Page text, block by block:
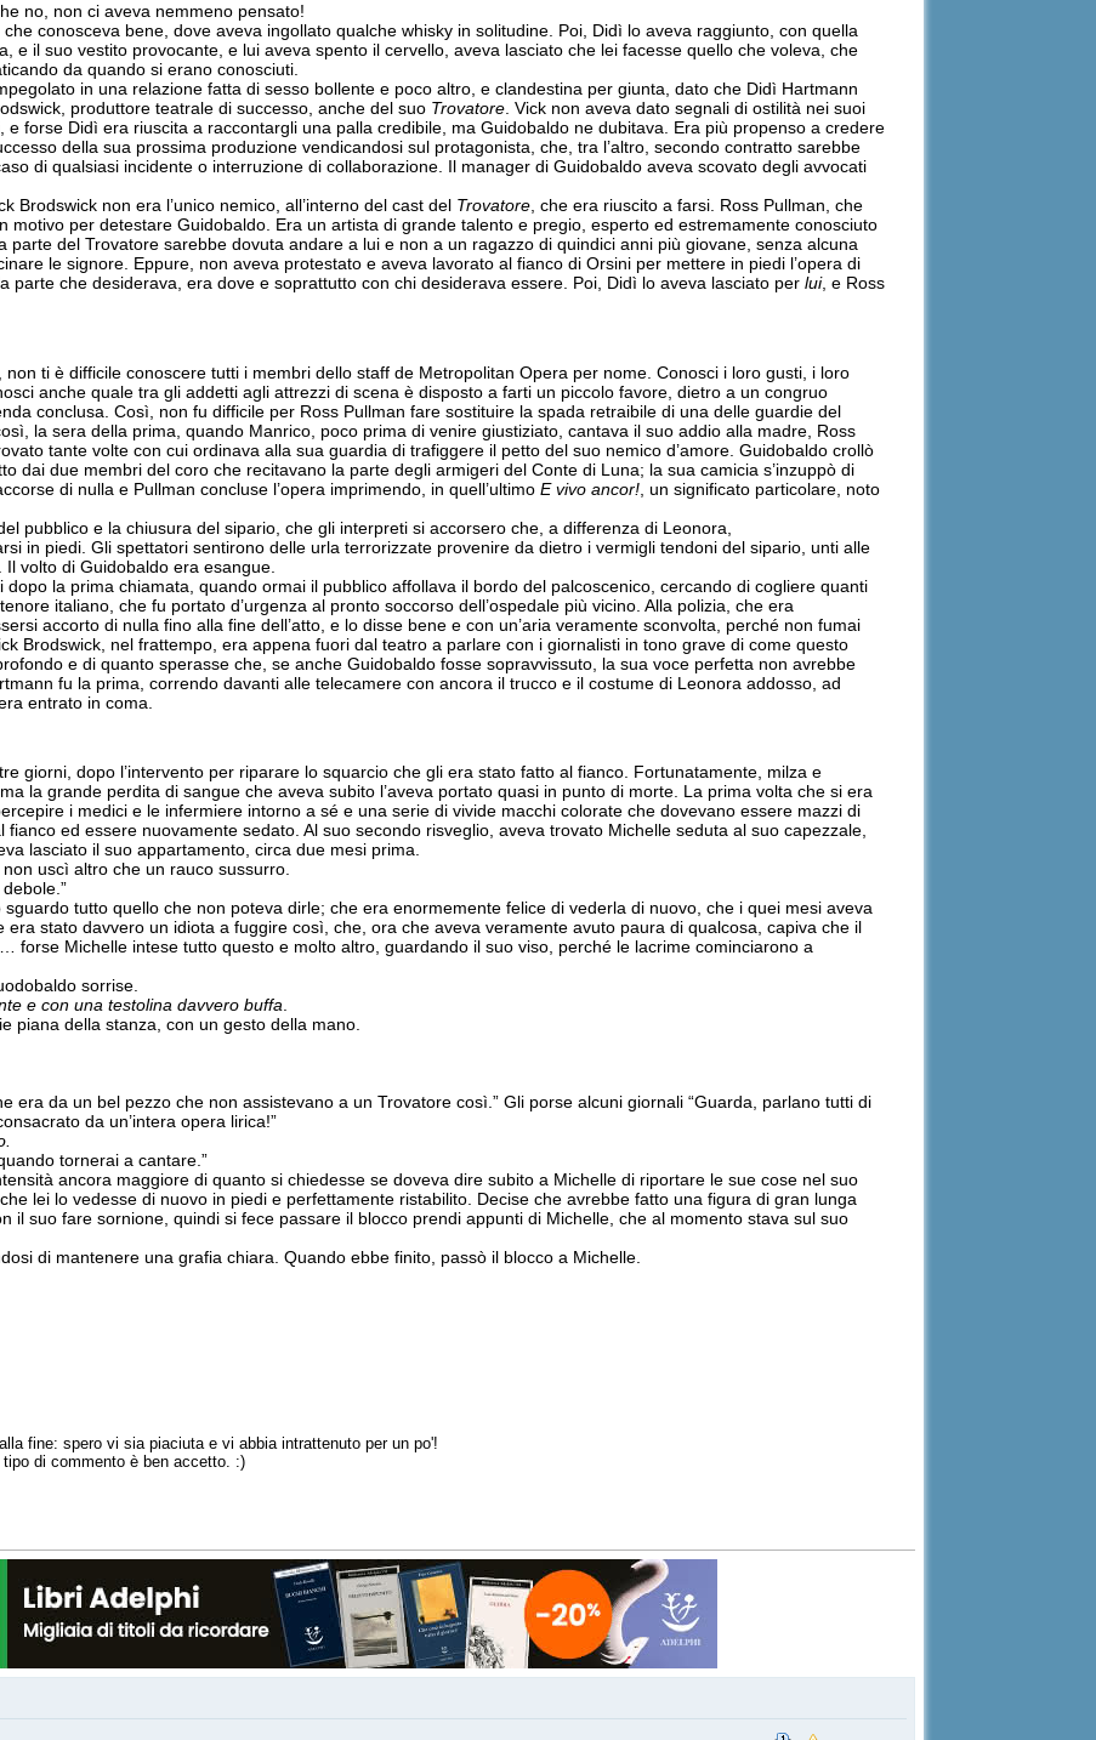
no, non ci aveva nemmeno pensato!
conosceva bene, dove aveva ingollato qualche whisky in solitudine. Poi, Didì lo aveva raggiunto, con quella
e il suo vestito provocante, e lui aveva spento il cervello, aveva lasciato che lei facesse quello che voleva, che
da quando si erano conosciuti.
in una relazione fatta di sesso bollente e poco altro, e clandestina per giunta, dato che Didì Hartmann
produttore teatrale di successo, anche del suo Trovatore. Vick non aveva dato segnali di ostilità nei suoi
e forse Didì era riuscita a raccontargli una palla credibile, ma Guidobaldo ne dubitava. Era più propenso a credere
della sua prossima produzione vendicandosi sul protagonista, che, tra l’altro, secondo contratto sarebbe
di qualsiasi incidente o interruzione di collaborazione. Il manager di Guidobaldo aveva scovato degli avvocati
Brodswick non era l’unico nemico, all’interno del cast del Trovatore, che era riuscito a farsi. Ross Pullman, che
motivo per detestare Guidobaldo. Era un artista di grande talento e pregio, esperto ed estremamente conosciuto
parte del Trovatore sarebbe dovuta andare a lui e non a un ragazzo di quindici anni più giovane, senza alcuna
le signore. Eppure, non aveva protestato e aveva lavorato al fianco di Orsini per mettere in piedi l’opera di
parte che desiderava, era dove e soprattutto con chi desiderava essere. Poi, Didì lo aveva lasciato perlui, e Ross
ti è difficile conoscere tutti i membri dello staff de Metropolitan Opera per nome. Conosci i loro gusti, i loro
anche quale tra gli addetti agli attrezzi di scena è disposto a farti un piccolo favore, dietro a un congruo
conclusa. Così, non fu difficile per Ross Pullman fare sostituire la spada retraibile di una delle guardie del
la sera della prima, quando Manrico, poco prima di venire giustiziato, cantava il suo addio alla madre, Ross
tante volte con cui ordinava alla sua guardia di trafiggere il petto del suo nemico d’amore. Guidobaldo crollò
dai due membri del coro che recitavano la parte degli armigeri del Conte di Luna; la sua camicia s’inzuppò di
di nulla e Pullman concluse l’opera imprimendo, in quell’ultimoE vivo ancor! , un significato particolare, noto
pubblico e la chiusura del sipario, che gli interpreti si accorsero che, a differenza di Leonora,
in piedi. Gli spettatori sentirono delle urla terrorizzate provenire da dietro i vermigli tendoni del sipario, unti alle
volto di Guidobaldo era esangue.
la prima chiamata, quando ormai il pubblico affollava il bordo del palcoscenico, cercando di cogliere quanti
italiano, che fu portato d’urgenza al pronto soccorso dell’ospedale più vicino. Alla polizia, che era
accorto di nulla fino alla fine dell’atto, e lo disse bene e con un’aria veramente sconvolta, perché non fumai
Brodswick, nel frattempo, era appena fuori dal teatro a parlare con i giornalisti in tono grave di come questo
e di quanto sperasse che, se anche Guidobaldo fosse sopravvissuto, la sua voce perfetta non avrebbe
fu la prima, correndo davanti alle telecamere con ancora il trucco e il costume di Leonora addosso, ad
entrato in coma.
giorni, dopo l’intervento per riparare lo squarcio che gli era stato fatto al fianco. Fortunatamente, milza e
la grande perdita di sangue che aveva subito l’aveva portato quasi in punto di morte. La prima volta che si era
i medici e le infermiere intorno a sé e una serie di vivide macchi colorate che dovevano essere mazzi di
ed essere nuovamente sedato. Al suo secondo risveglio, aveva trovato Michelle seduta al suo capezzale,
lasciato il suo appartamento, circa due mesi prima.
uscì altro che un rauco sussurro.
tutto quello che non poteva dirle; che era enormemente felice di vederla di nuovo, che i quei mesi aveva
stato davvero un idiota a fuggire così, che, ora che aveva veramente avuto paura di qualcosa, capiva che il
forse Michelle intese tutto questo e molto altro, guardando il suo viso, perché le lacrime cominciarono a
sorrise.
e con una testolina davvero buffa
piana della stanza, con un gesto della mano.
era da un bel pezzo che non assistevano a un Trovatore così.” Gli porse alcuni giornali “Guarda, parlano tutti di
da un’intera opera lirica!”
tornerai a cantare.”
ancora maggiore di quanto si chiedesse se doveva dire subito a Michelle di riportare le sue cose nel suo
lei lo vedesse di nuovo in piedi e perfettamente ristabilito. Decise che avrebbe fatto una figura di gran lunga
il suo fare sornione, quindi si fece passare il blocco prendi appunti di Michelle, che al momento stava sul suo
di mantenere una grafia chiara. Quando ebbe finito, passò il blocco a Michelle.
fine: spero vi sia piaciuta e vi abbia intrattenuto per un po'!
di commento è ben accetto. :)